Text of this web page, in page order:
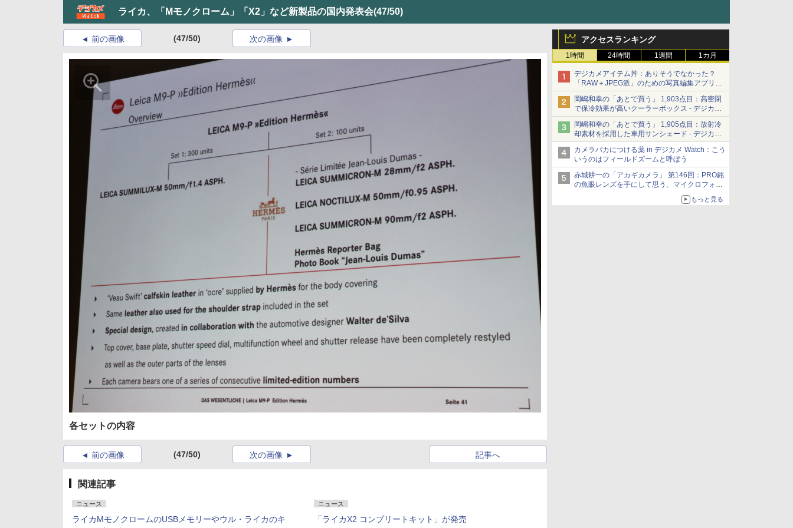
ライカ、「Mモノクローム」「X2」など新製品の国内発表会(47/50)
アクセスランキング
1時間 24時間 1週間 1カ月
デジカメアイテム丼：ありそうでなかった？
「RAW＋JPEG派」のための写真編集アプリ
カメラデフォルトのJPEGを大切にする
「Filmator」
岡嶋和幸の「あとで買う」 1,903点目：高密閉
で保冷効果が高いクーラーボックス - デジカメ
Watch
岡嶋和幸の「あとで買う」 1,905点目：放射冷
却素材を採用した車用サンシェード - デジカメ
Watch
カメラバカにつける薬 in デジカメ Watch：こう
いうのはフィールドズームと呼ぼう
赤城耕一の「アカギカメラ」 第146回：PRO銘
の魚眼レンズを手にして思う、マイクロフォー
もっと見る
前の画像 (47/50) 次の画像
各セットの内容
前の画像 (47/50) 記事へ
次の画像
関連記事
ニュース
ライカMモノクロームのUSBメモリーやウル・ライカのキ
ニュース
「ライカX2 コンプリートキット」が発売